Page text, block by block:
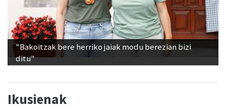
"Bakoitzak bere herriko jaiak modu berezian bizi
ditu"
Ikusienak